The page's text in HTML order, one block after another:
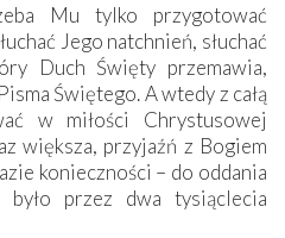
Mu tylko przygotować
Jego natchnień, słuchać
Duch Święty przemawia,
Świętego. A wtedy z całą
w miłości Chrystusowej
większa, przyjaźń z Bogiem
konieczności – do oddania
było przez dwa tysiąclecia